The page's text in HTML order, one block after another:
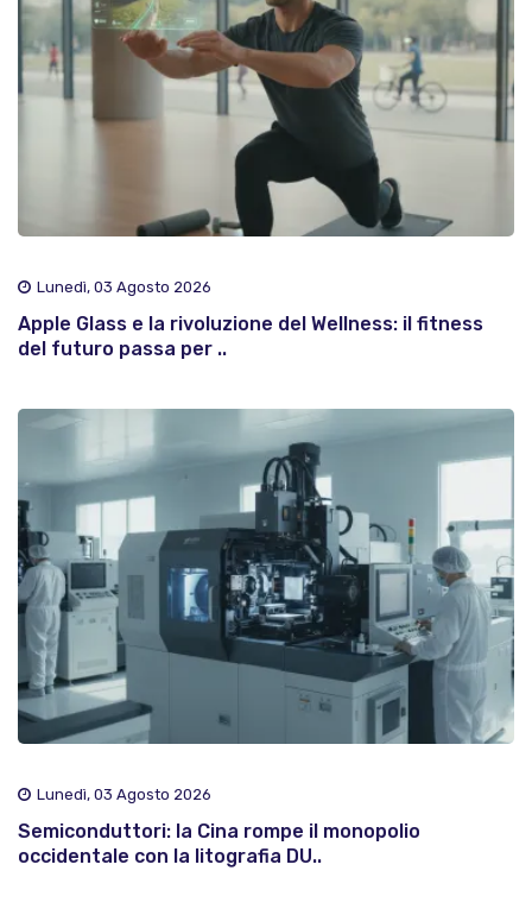
Lunedì, 03 Agosto 2026
Apple Glass e la rivoluzione del Wellness: il fitness
del futuro passa per ..
Lunedì, 03 Agosto 2026
Semiconduttori: la Cina rompe il monopolio
occidentale con la litografia DU..